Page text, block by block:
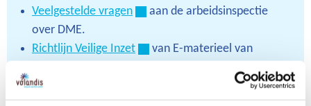
Veelgestelde vragen
aan de arbeidsinspectie
over DME.
Richtlijn Veilige Inzet
van E-materieel van
Veiligheid van zero-emissiematerieel in de logistiek